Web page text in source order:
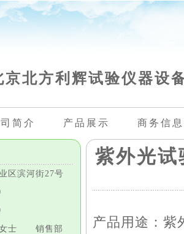
京北方利辉试验仪器设
简介 产品展示 商务信息
区滨河街27号
士 销售部
紫外光
产品用途：紫